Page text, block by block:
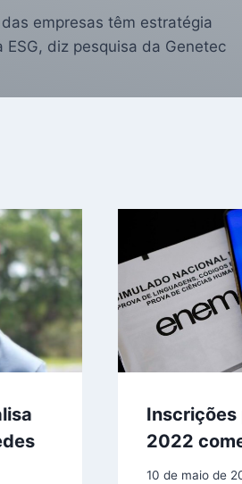
empresas têm estratégia
ESG, diz pesquisa da Genetec
Inscrições
2022
10 de maio de